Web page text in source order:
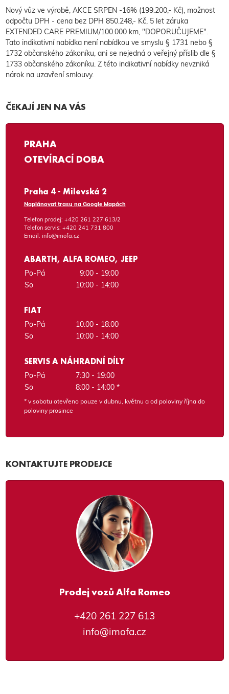
Nový vůz ve výrobě, AKCE SRPEN -16% (199.200,- Kč), možnost
odpočtu DPH - cena bez DPH 850.248,- Kč, 5 let záruka
EXTENDED CARE PREMIUM/100.000 km, "DOPORUČUJEME".
Tato indikativní nabídka není nabídkou ve smyslu § 1731 nebo §
1732 občanského zákoníku, ani se nejedná o veřejný příslib dle §
1733 občanského zákoníku. Z této indikativní nabídky nevzniká
nárok na uzavření smlouvy.
ČEKAJÍ JEN NA VÁS
PRAHA
OTEVÍRACÍ DOBA
Praha 4 - Milevská 2
Naplánovat trasu na Google Mapách
Telefon prodej: +420 261 227 613/2
Telefon servis: +420 241 731 800
Email: info@imofa.cz
ABARTH, ALFA ROMEO, JEEP
Po-Pá
9:00 - 19:00
So
10:00 - 14:00
FIAT
Po-Pá
10:00 - 18:00
So
10:00 - 14:00
SERVIS A NÁHRADNÍ DÍLY
Po-Pá
7:30 - 19:00
So
8:00 - 14:00 *
* v sobotu otevřeno pouze v dubnu, květnu a od poloviny října do
poloviny prosince
KONTAKTUJTE PRODEJCE
Prodej vozů Alfa Romeo
+420 261 227 613
info@imofa.cz